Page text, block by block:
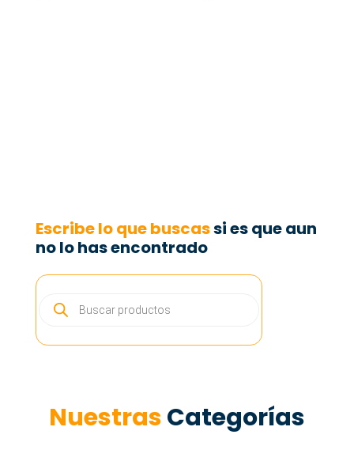
Escribe lo que buscassi es que aun
no lo has encontrado
BÚSQUEDA
NuestrasCategorías